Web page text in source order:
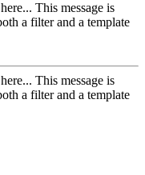
This message is
a filter and a template
This message is
a filter and a template